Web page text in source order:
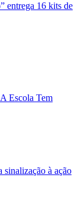
entrega 16 kits de
Escola Tem
à ação